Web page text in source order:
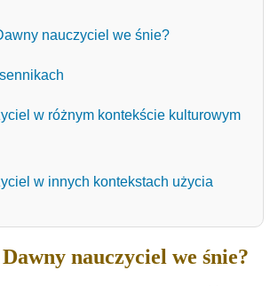
nauczyciel we śnie?
w różnym kontekście kulturowym
w innych kontekstach użycia
nauczyciel we śnie?